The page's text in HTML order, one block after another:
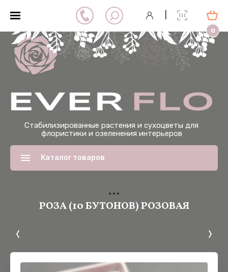
0
Стабилизированные растения и сухоцветы для
флористики и озеленения интерьеров
Каталог товаров
РОЗА (10 БУТОНОВ) РОЗОВАЯ